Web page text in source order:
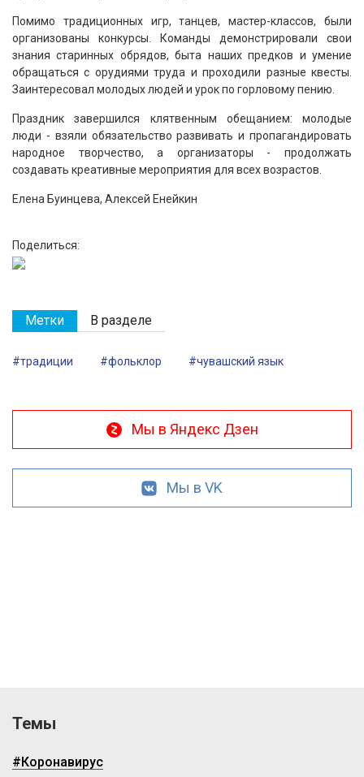
Помимо традиционных игр, танцев, мастер-классов, были
организованы конкурсы. Команды демонстрировали свои
знания старинных обрядов, быта наших предков и умение
обращаться с орудиями труда и проходили разные квесты.
Заинтересовал молодых людей и урок по горловому пению.
Праздник завершился клятвенным обещанием: молодые
люди - взяли обязательство развивать и пропагандировать
народное творчество, а организаторы - продолжать
создавать креативные мероприятия для всех возрастов.
Елена Буинцева, Алексей Енейкин
Поделиться:
Метки В разделе
#традиции #фольклор #чувашский язык
Мы в Яндекс Дзен
Мы в VK
Темы
#Коронавирус